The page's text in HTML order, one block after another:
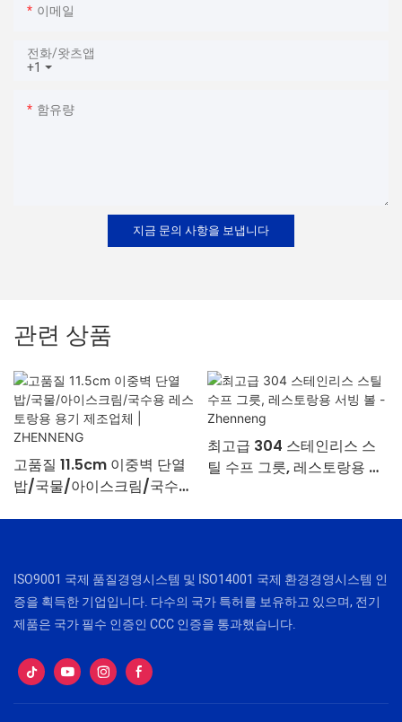
이메일
+1
전화/왓츠앱
함유량
지금 문의 사항을 보냅니다
관련 상품
고품질 11.5cm 이중벽 단열
밥/국물/아이스크림/국수용
최고급 304 스테인리스 스
틸 수프 그릇, 레스토랑용 서
ISO9001 국제 품질경영시스템 및 ISO14001 국제 환경경영시스템 인
증을 획득한 기업입니다. 다수의 국가 특허를 보유하고 있으며, 전기
제품은 국가 필수 인증인 CCC 인증을 통과했습니다.